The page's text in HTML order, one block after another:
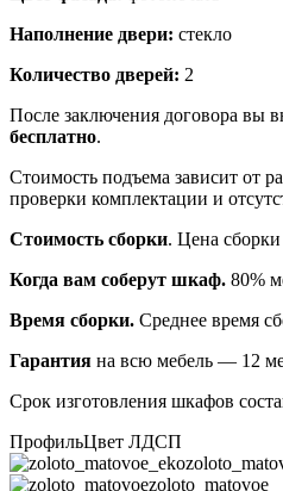
Наполнение двери: стекло
Количество дверей: 2
После заключения договора вы
бесплатно.
Стоимость подъема зависит от
проверки комплектации и
Стоимость сборки. Цена сборки
Когда вам соберут шкаф. 80%
Время сборки. Среднее время
Гарантия на всю мебель — 12
Срок изготовления шкафов
ПрофильЦвет ЛДСП
zoloto_matovoe